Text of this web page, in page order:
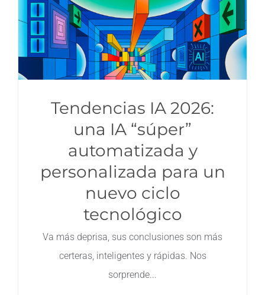
Tendencias IA 2026:
una IA “súper”
automatizada y
personalizada para un
nuevo ciclo
tecnológico
Va más deprisa, sus conclusiones son más
certeras, inteligentes y rápidas. Nos
sorprende